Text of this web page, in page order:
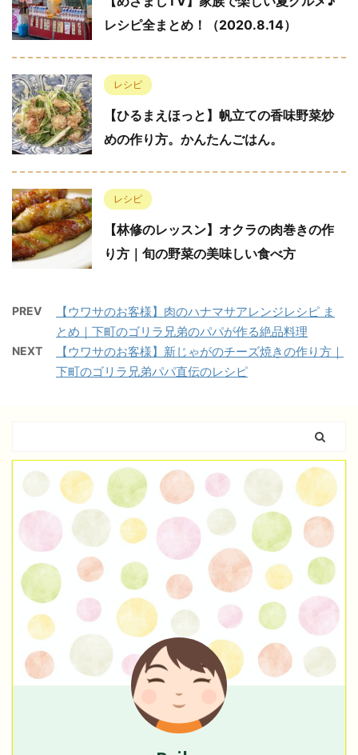
レシピ全まとめ！（2020.8.14）
レシピ
【ひるまえほっと】帆立ての香味野菜炒
めの作り方。かんたんごはん。
レシピ
【林修のレッスン】オクラの肉巻きの作
り方｜旬の野菜の美味しい食べ方
PREV
【ウワサのお客様】肉のハナマサアレンジレシピ ま
とめ｜下町のゴリラ兄弟のパパが作る絶品料理
NEXT
【ウワサのお客様】新じゃがのチーズ焼きの作り方｜
下町のゴリラ兄弟パパ直伝のレシピ